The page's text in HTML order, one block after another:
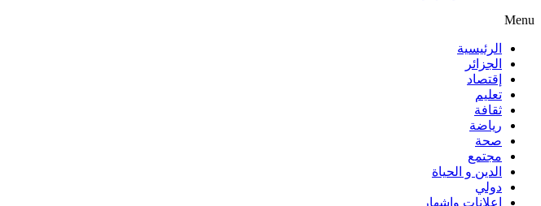
Menu
الرئيسية
الجزائر
إقتصاد
تعليم
ثقافة
رياضة
صحة
مجتمع
الدين و الحياة
دولي
إعلانات وإشهار